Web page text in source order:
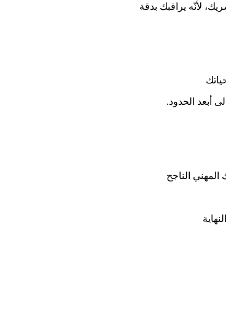
لأنّه يراقبك بدقة
أبعد الحدود.
الناجح